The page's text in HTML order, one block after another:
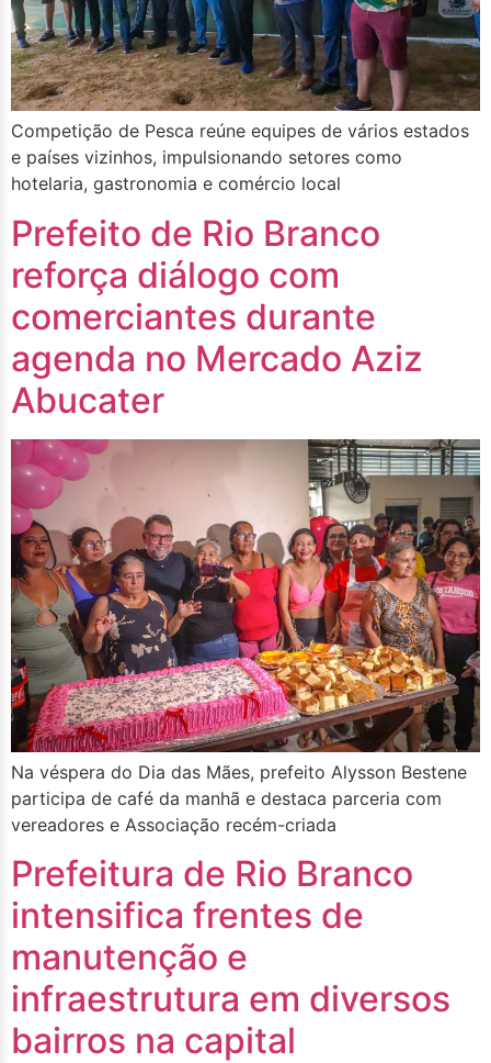
Competição de Pesca reúne equipes de vários estados
e países vizinhos, impulsionando setores como
hotelaria, gastronomia e comércio local
Prefeito de Rio Branco
reforça diálogo com
comerciantes durante
agenda no Mercado Aziz
Abucater
Na véspera do Dia das Mães, prefeito Alysson Bestene
participa de café da manhã e destaca parceria com
vereadores e Associação recém-criada
Prefeitura de Rio Branco
intensifica frentes de
manutenção e
infraestrutura em diversos
bairros na capital